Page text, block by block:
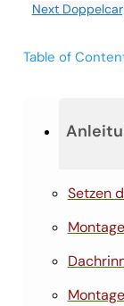
Setzen
Next
Table of